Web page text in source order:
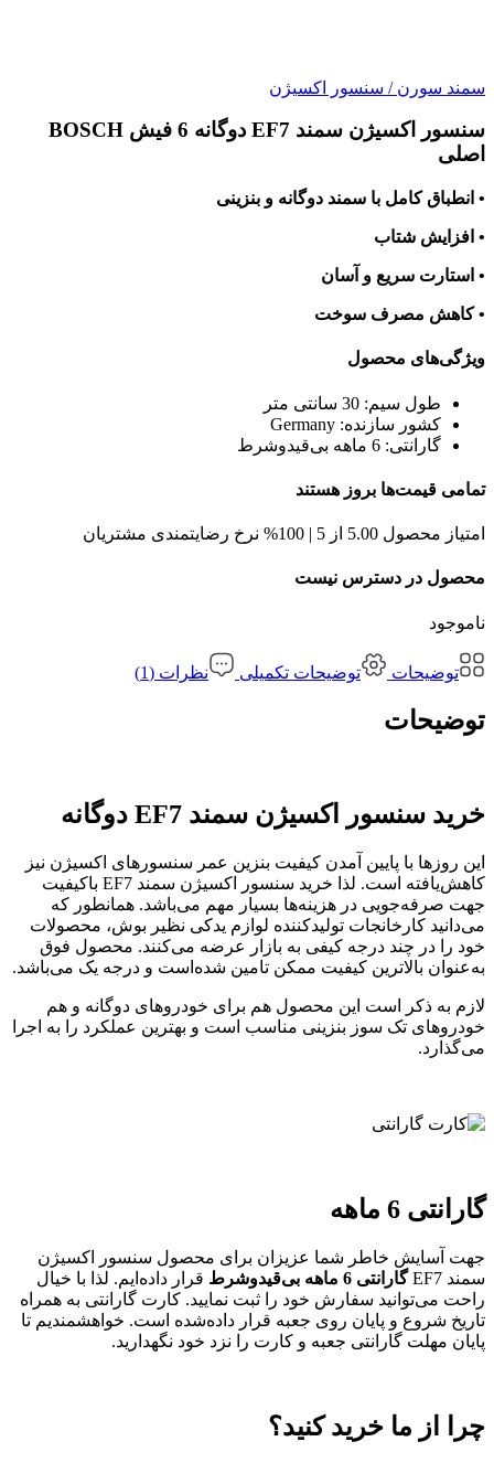
سمند سورن / سنسور اکسیژن
سنسور اکسیژن سمند EF7 دوگانه 6 فیش BOSCH
اصلی
• انطباق کامل با سمند دوگانه و بنزینی
• افزایش شتاب
• استارت سریع و آسان
• کاهش مصرف سوخت
ویژگی‌های محصول
طول سیم: 30 سانتی متر
کشور سازنده: Germany
گارانتی: 6 ماهه بی‌قیدوشرط
تمامی قیمت‌ها بروز هستند
امتیاز محصول 5.00 از 5 | 100% نرخ رضایتمندی مشتریان
محصول در دسترس نیست
ناموجود
توضیحات توضیحات تکمیلی نظرات (1)
توضیحات
خرید سنسور اکسیژن سمند EF7 دوگانه
این روزها با پایین آمدن کیفیت بنزین عمر سنسورهای اکسیژن نیز
کاهش‌یافته است. لذا خرید سنسور اکسیژن سمند EF7 باکیفیت
جهت صرفه‌جویی در هزینه‌ها بسیار مهم می‌باشد. همانطور که
می‌دانید کارخانجات تولیدکننده لوازم یدکی نظیر بوش، محصولات
خود را در چند درجه کیفی به بازار عرضه می‌کنند. محصول فوق
به‌عنوان بالاترین کیفیت ممکن تامین شده‌است و درجه یک می‌باشد.
لازم به ذکر است این محصول هم برای خودروهای دوگانه و هم
خودروهای تک سوز بنزینی مناسب است و بهترین عملکرد را به اجرا
می‌گذارد.
گارانتی 6 ماهه
جهت آسایش خاطر شما عزیزان برای محصول سنسور اکسیژن
سمند EF7
گارانتی 6 ماهه بی‌قیدوشرط قرار داده‌ایم. لذا با خیال
راحت می‌توانید سفارش خود را ثبت نمایید. کارت گارانتی به همراه
تاریخ شروع و پایان روی جعبه قرار داده‌شده است. خواهشمندیم تا
پایان مهلت گارانتی جعبه و کارت را نزد خود نگهدارید.
چرا از ما خرید کنید؟